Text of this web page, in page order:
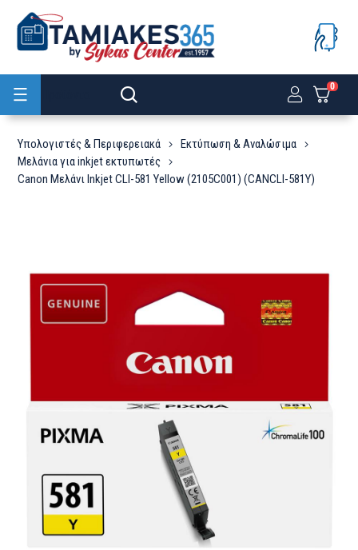
0
Υπολογιστές & Περιφερειακά
Εκτύπωση & Αναλώσιμα
Μελάνια για inkjet εκτυπωτές
Canon Μελάνι Inkjet CLI-581 Yellow (2105C001) (CANCLI-581Y)